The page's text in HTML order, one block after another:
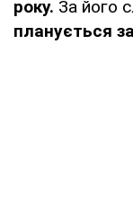
року. За його
планується